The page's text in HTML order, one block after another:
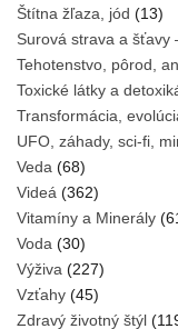
Štítna žľaza, jód (13)
Surová strava a šťavy
Tehotenstvo, pôrod,
Toxické látky a
Transformácia,
UFO, záhady, sci-fi,
Veda (68)
Videá (362)
Vitamíny a Minerály
Voda (30)
Výživa (227)
Vzťahy (45)
Zdravý životný štýl